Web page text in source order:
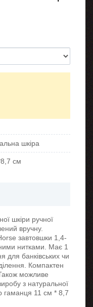
шкіра
см
шкіри ручної
вручну.
завтовшки 1,4-
нитками. Має 1
для банківських чи
Компактен
можливе
з натуральної
гаманця 11 см * 8,7